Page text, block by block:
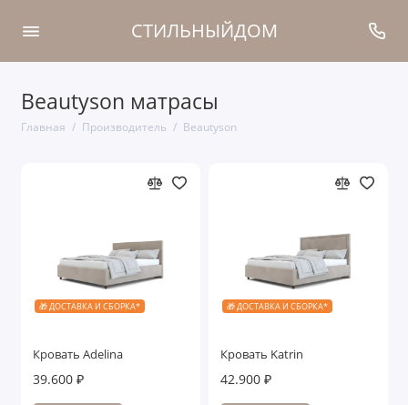
СТИЛЬНЫЙДОМ
Beautyson матрасы
Главная Производитель Beautyson
🎁 ДОСТАВКА И СБОРКА*
Кровать Adelina
39.600 ₽
🎁 ДОСТАВКА И СБОРКА*
Кровать Katrin
42.900 ₽